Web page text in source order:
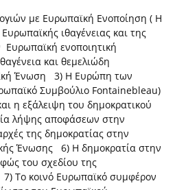
με Ευρωπαϊκή Ενοποίηση ( Η
ιθαγένειας και της
Ευρωπαϊκή ενοποιητική
και θεμελιώδη
Ένωση 3) Η Ευρώπη των
Συμβούλιο Fontainebleau)
η εξάλειψη του δημοκρατικού
λήψης αποφάσεων στην
της δημοκρατίας στην
Ένωσης 6) Η δημοκρατία στην
του σχεδίου της
Το κοινό Ευρωπαϊκό συμφέρον